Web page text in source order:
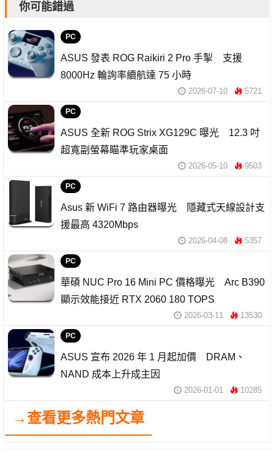
你可能錯過
PC
ASUS 發表 ROG Raikiri 2 Pro 手掣 支援
8000Hz 輪詢率續航達 75 小時
2026-07-10 5721
PC
ASUS 全新 ROG Strix XG129C 曝光 12.3 吋
超寬副螢幕瞄準玩家桌面
2026-05-10 9503
PC
Asus 新 WiFi 7 路由器曝光 隱藏式天線設計支
援最高 4320Mbps
2026-04-08 5357
PC
華碩 NUC Pro 16 Mini PC 價格曝光 Arc B390
顯示效能接近 RTX 2060 180 TOPS
2026-03-11 13530
PC
ASUS 宣布 2026 年 1 月起加價 DRAM、
NAND 成本上升成主因
2026-01-01 10285
→查看更多熱門文章